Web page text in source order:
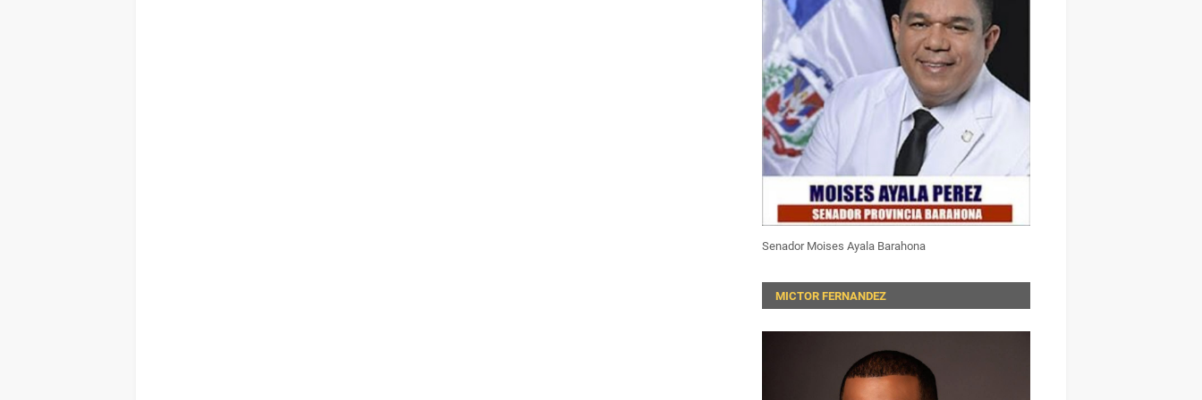
Senador Moises Ayala Barahona
MICTOR FERNANDEZ